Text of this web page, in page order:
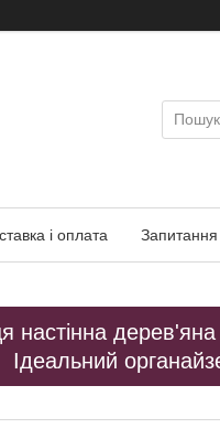
і оплата Запитання
настінна
Ідеальний